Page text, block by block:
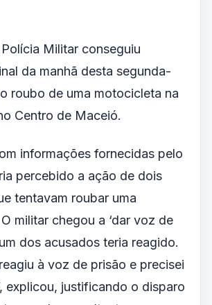
Militar conseguiu
da manhã desta segunda-
roubo de uma motocicleta na
Centro de Maceió.
informações fornecidas pelo
percebido a ação de dois
tentavam roubar uma
militar chegou a ‘dar voz de
dos acusados teria reagido.
à voz de prisão e precisei
explicou, justificando o disparo